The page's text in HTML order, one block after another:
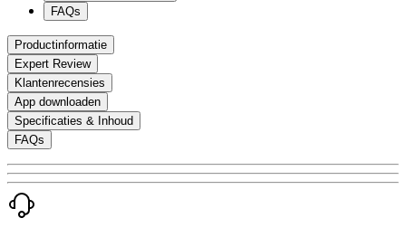
FAQs
Productinformatie
Expert Review
Klantenrecensies
App downloaden
Specificaties & Inhoud
FAQs